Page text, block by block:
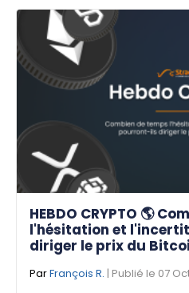
HEBDO CRYPTO 🌎
l'hésitation et
diriger le prix du
ParFrançois R. | Publié le 07